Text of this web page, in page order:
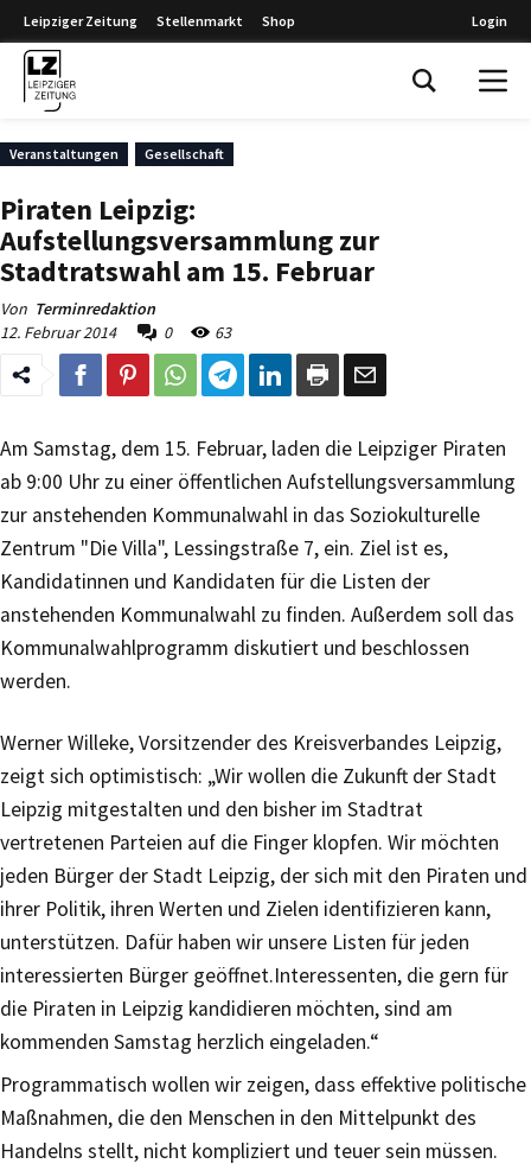
Leipziger Zeitung Stellenmarkt Shop Login
Veranstaltungen Gesellschaft
Piraten Leipzig:
Aufstellungsversammlung zur
Stadtratswahl am 15. Februar
Von Terminredaktion
12. Februar 2014
0 63
Am Samstag, dem 15. Februar, laden die Leipziger Piraten
ab 9:00 Uhr zu einer öffentlichen Aufstellungsversammlung
zur anstehenden Kommunalwahl in das Soziokulturelle
Zentrum "Die Villa", Lessingstraße 7, ein. Ziel ist es,
Kandidatinnen und Kandidaten für die Listen der
anstehenden Kommunalwahl zu finden. Außerdem soll das
Kommunalwahlprogramm diskutiert und beschlossen
werden.
Werner Willeke, Vorsitzender des Kreisverbandes Leipzig,
zeigt sich optimistisch: „Wir wollen die Zukunft der Stadt
Leipzig mitgestalten und den bisher im Stadtrat
vertretenen Parteien auf die Finger klopfen. Wir möchten
jeden Bürger der Stadt Leipzig, der sich mit den Piraten und
ihrer Politik, ihren Werten und Zielen identifizieren kann,
unterstützen. Dafür haben wir unsere Listen für jeden
interessierten Bürger geöffnet.Interessenten, die gern für
die Piraten in Leipzig kandidieren möchten, sind am
kommenden Samstag herzlich eingeladen.“
Programmatisch wollen wir zeigen, dass effektive politische
Maßnahmen, die den Menschen in den Mittelpunkt des
Handelns stellt, nicht kompliziert und teuer sein müssen.